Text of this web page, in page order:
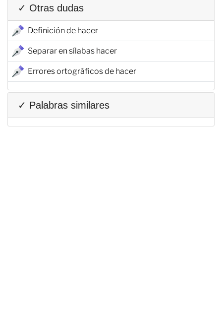
✓ Otras dudas
Definición de hacer
Separar en sílabas hacer
Errores ortográficos de hacer
✓ Palabras similares